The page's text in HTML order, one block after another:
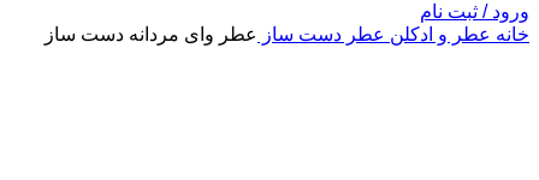
ورود / ثبت نام
خانه عطر و ادکلن عطر دست ساز عطر وای مردانه دست ساز